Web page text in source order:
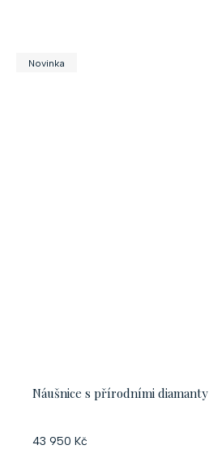
Novinka
Náušnice s přírodními diamanty
43 950 Kč